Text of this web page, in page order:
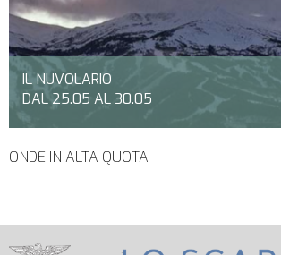
IL NUVOLARIO
DAL 25.05 AL 30.05
ONDE IN ALTA QUOTA